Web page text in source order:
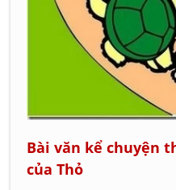
Bài văn kể chuyện
của Thỏ